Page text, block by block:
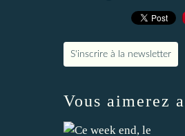
S'inscrire à la newsletter
Vous aimerez